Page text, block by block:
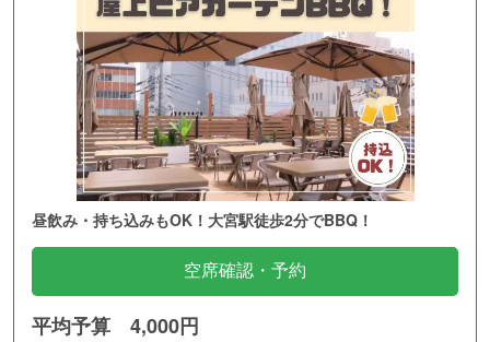
昼飲み・持ち込みもOK！大宮駅徒歩2分でBBQ！
空席確認・予約
平均予算 4,000円